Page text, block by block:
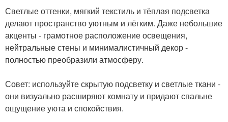
Светлые оттенки, мягкий текстиль и тёплая подсветка
делают пространство уютным и лёгким. Даже небольшие
акценты - грамотное расположение освещения,
нейтральные стены и минималистичный декор -
полностью преобразили атмосферу.
Совет: используйте скрытую подсветку и светлые ткани -
они визуально расширяют комнату и придают спальне
ощущение уюта и спокойствия.